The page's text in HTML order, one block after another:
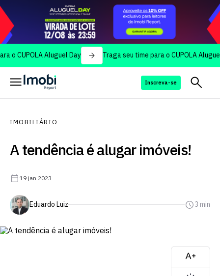
Aluguel Day Traga seu time para o CUPOLA Aluguel Day
Inscreva-se
IMOBILIÁRIO
A tendência é alugar imóveis!
19 jan 2023
Eduardo Luiz 3 min